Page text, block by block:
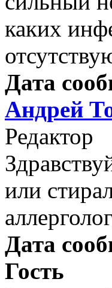
каких
Дата
Андрей
Редактор
или
Дата
Гость